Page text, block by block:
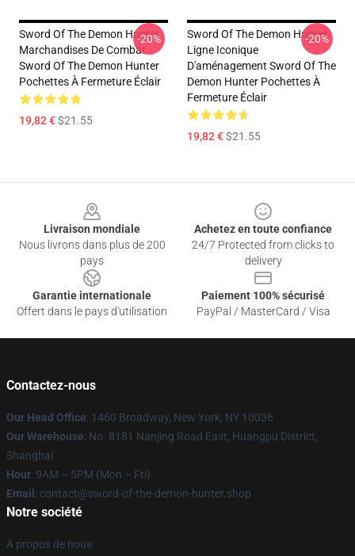
Sword Of The Demon Hunter
Marchandises De Combat
Sword Of The Demon Hunter
Pochettes À Fermeture Éclair
19,82 €$21.55
-20%
Sword Of The Demon Hunter
Ligne Iconique
D'aménagement Sword Of The
Demon Hunter Pochettes À
Fermeture Éclair
19,82 €$21.55
-20%
Livraison mondiale
Nous livrons dans plus de 200
pays
Achetez en toute confiance
24/7 Protected from clicks to
delivery
Garantie internationale
Offert dans le pays d'utilisation
Paiement 100% sécurisé
PayPal / MasterCard / Visa
Contactez-nous
Our Head Office: 1460 Broadway, New York, NY 10036
Our Warehouse: No. 8181 Nanjing Road East, Huangpu District,
Shanghai
Hour: 9AM – 5PM (Mon – Fri)
Email : contact@sword-of-the-demon-hunter.shop
Notre société
À propos de nous